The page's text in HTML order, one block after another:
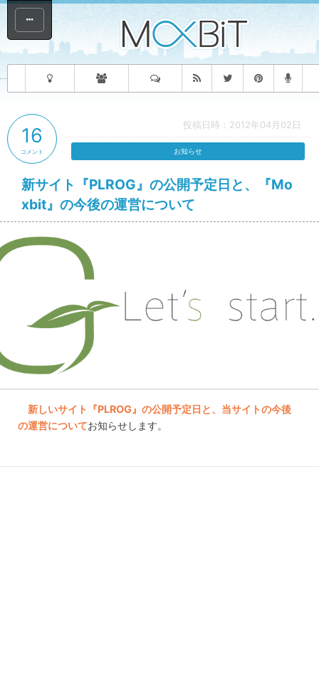
投稿日時：2012年04月02日
新サイト『PLROG』の公開予定日と、『Mo
xbit』の今後の運営について
16
コメント お知らせ
新しいサイト『PLROG』の公開予定日と、当サイトの今後
の運営についてお知らせします。